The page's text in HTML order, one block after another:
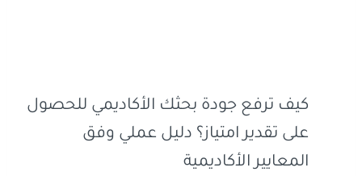
كيف ترفع جودة بحثك الأكاديمي للحصول
على تقدير امتياز؟ دليل عملي وفق
المعايير الأكاديمية